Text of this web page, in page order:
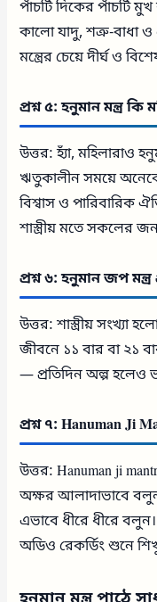
পাঁচটি দিকের পাঁচটি
কালো যাদু, শত্রু-বাধা
মন্ত্রের চেয়ে দীর্ঘ ও
প্রশ্ন ৫: হনুমান মন্ত্র
উত্তর: হ্যাঁ, মহিলারাও
ঋতুকালীন সময়ে
বিশ্বাস ও পারিবারিক
শাস্ত্রীয় মতে সকলের
প্রশ্ন ৬: হনুমান জপ
উত্তর: শাস্ত্রীয় সংখ্যা
জীবনে ১১ বার বা ২১
— প্রতিদিন অল্প হলেও
প্রশ্ন ৭: Hanuman Ji
উত্তর: Hanuman ji
অক্ষর আলাদাভাবে
এভাবে ধীরে ধীরে
অডিও রেকর্ডিং শুনে